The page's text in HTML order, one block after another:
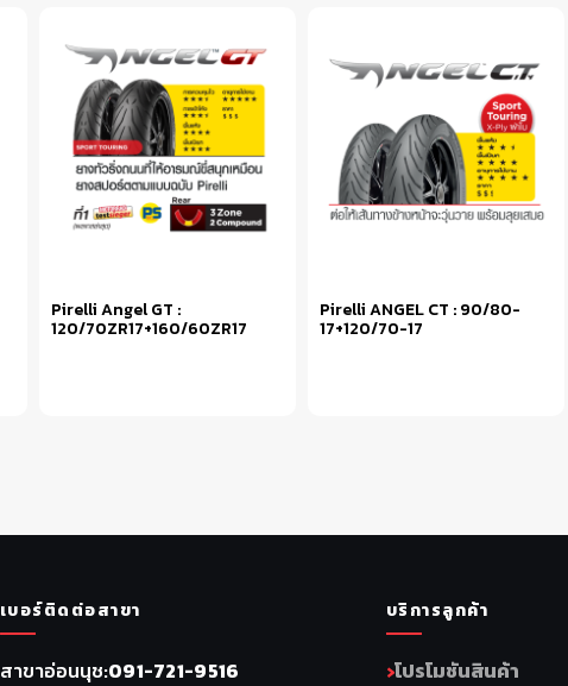
Pirelli Angel GT :
120/70ZR17+160/60ZR17
Pirelli ANGEL CT : 90/80-
17+120/70-17
เบอร์ติดต่อสาขา
สาขาอ่อนนุช 091-721-9516
บริการลูกค้า
โปรโมชันสินค้า